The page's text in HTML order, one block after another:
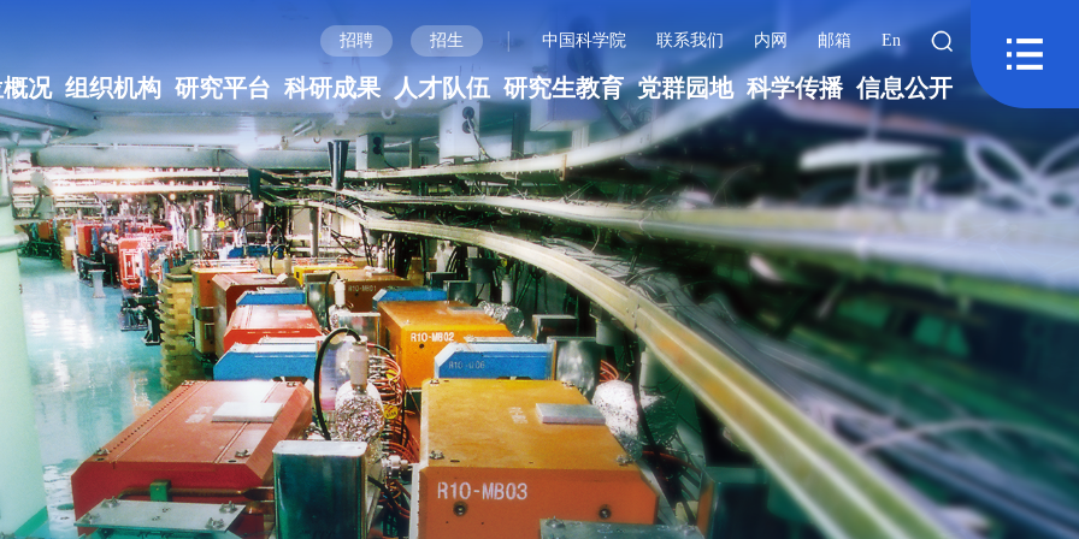
招聘 招生 | 中国科学院 联系我们 内网 邮箱 En
况 组织机构 研究平台 科研成果 人才队伍 研究生教育 党群园地 科学传播 信息公开